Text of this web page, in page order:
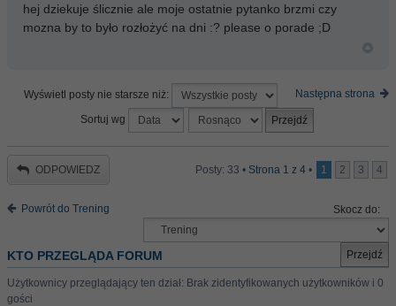
hej dziekuje ślicznie ale moje ostatnie pytanko brzmi czy
mozna by to było rozłożyć na dni :? please o porade ;D
Następna strona
Wyświetl posty nie starsze niż:
Sortuj wg
ODPOWIEDZ Posty: 33 • Strona 1 z 4 • 1 2 3 4
Powrót do Trening Skocz do:
KTO PRZEGLĄDA FORUM
Użytkownicy przeglądający ten dział: Brak zidentyfikowanych użytkowników i 0
gości